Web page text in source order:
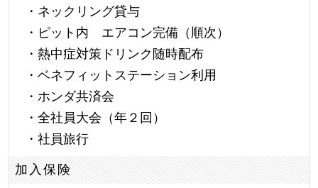
・ネックリング貸与
・ピット内 エアコン完備（順次）
・熱中症対策ドリンク随時配布
・ベネフィットステーション利用
・ホンダ共済会
・全社員大会（年２回）
・社員旅行
加入保険